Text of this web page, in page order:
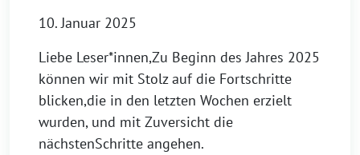
10. Januar 2025
Liebe Leser*innen,Zu Beginn des Jahres 2025
können wir mit Stolz auf die Fortschritte
blicken,die in den letzten Wochen erzielt
wurden, und mit Zuversicht die
nächstenSchritte angehen.